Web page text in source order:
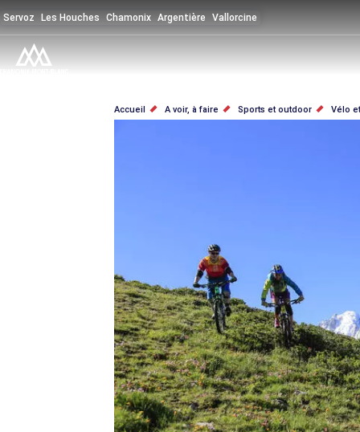
au
contenu
principal
Servoz Les Houches Chamonix Argentière Vallorcine
FILAccueil A voir, à faire Sports et outdoor Vélo